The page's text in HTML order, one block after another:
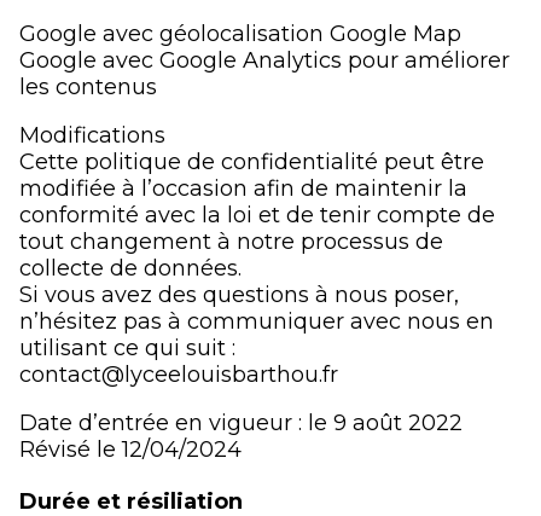
Google avec géolocalisation Google Map
Google avec Google Analytics pour améliorer
les contenus
Modifications
Cette politique de confidentialité peut être
modifiée à l’occasion afin de maintenir la
conformité avec la loi et de tenir compte de
tout changement à notre processus de
collecte de données.
Si vous avez des questions à nous poser,
n’hésitez pas à communiquer avec nous en
utilisant ce qui suit :
contact@lyceelouisbarthou.fr
Date d’entrée en vigueur : le 9 août 2022
Révisé le 12/04/2024
Durée et résiliation